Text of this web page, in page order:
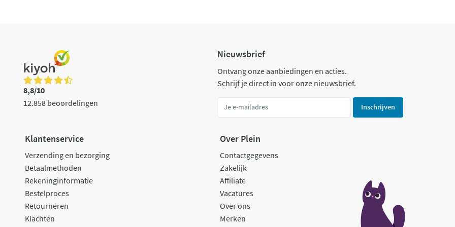
8,8/10
12.858 beoordelingen
Nieuwsbrief
Ontvang onze aanbiedingen en acties.
Schrijf je direct in voor onze nieuwsbrief.
Inschrijven
Klantenservice
Verzending en bezorging
Betaalmethoden
Rekeninginformatie
Bestelproces
Retourneren
Klachten
Over Plein
Contactgegevens
Zakelijk
Affiliate
Vacatures
Over ons
Merken